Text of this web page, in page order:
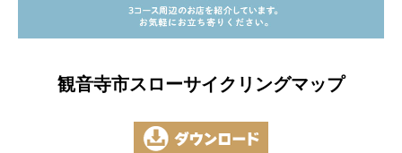
観音寺市スローサイクリングマップ